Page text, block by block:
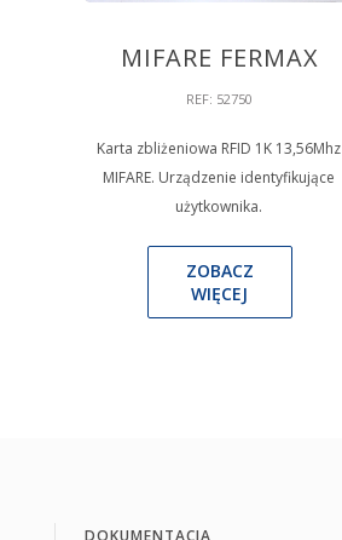
MIFARE FERMAX
REF: 52750
Karta zbliżeniowa RFID 1K 13,56Mhz
MIFARE. Urządzenie identyfikujące
użytkownika.
ZOBACZ
WIĘCEJ
DOKUMENTACJA